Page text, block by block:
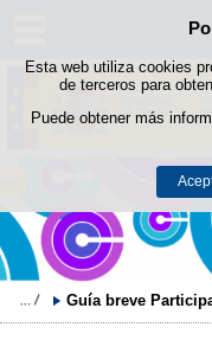
Esta web utiliza cookies
de terceros para
Puede obtener más
Guía breve